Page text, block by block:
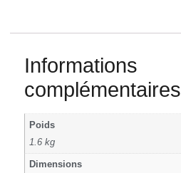
Informations
complémentaires
Poids
1.6 kg
Dimensions